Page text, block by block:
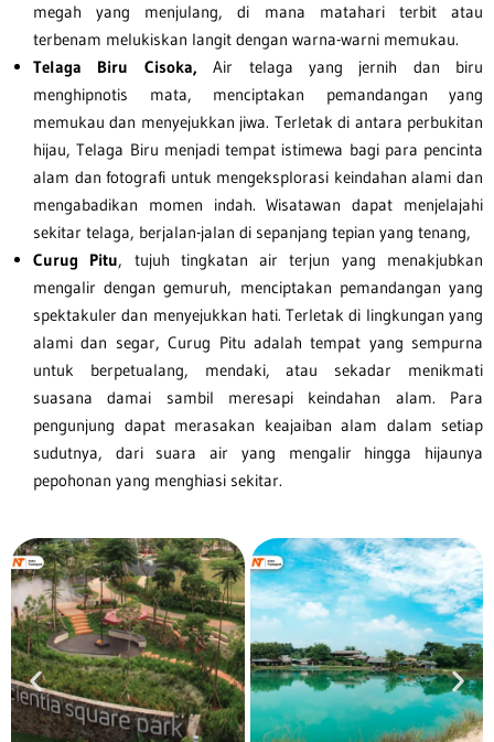
megah yang menjulang, di mana matahari terbit atau
terbenam melukiskan langit dengan warna-warni memukau.
Telaga Biru Cisoka, Air telaga yang jernih dan biru
menghipnotis mata, menciptakan pemandangan yang
memukau dan menyejukkan jiwa. Terletak di antara perbukitan
hijau, Telaga Biru menjadi tempat istimewa bagi para pencinta
alam dan fotografi untuk mengeksplorasi keindahan alami dan
mengabadikan momen indah. Wisatawan dapat menjelajahi
sekitar telaga, berjalan-jalan di sepanjang tepian yang tenang,
Curug Pitu, tujuh tingkatan air terjun yang menakjubkan
mengalir dengan gemuruh, menciptakan pemandangan yang
spektakuler dan menyejukkan hati. Terletak di lingkungan yang
alami dan segar, Curug Pitu adalah tempat yang sempurna
untuk berpetualang, mendaki, atau sekadar menikmati
suasana damai sambil meresapi keindahan alam. Para
pengunjung dapat merasakan keajaiban alam dalam setiap
sudutnya, dari suara air yang mengalir hingga hijaunya
pepohonan yang menghiasi sekitar.